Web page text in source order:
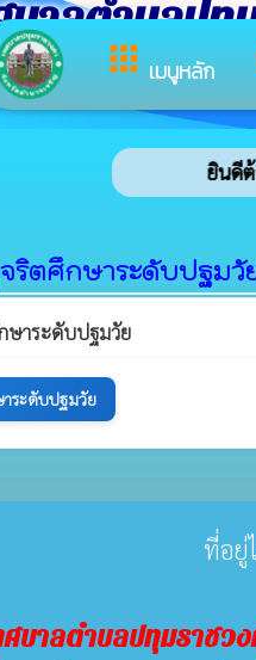
apps เมนูหลัก
บาลตำบลปทุ
ปทุมราชวงศา จังหวัดอำนา
ยินดีต้
ริตศึกษาระดับปฐมวั
ษาระดับปฐมวัย
ระดับปฐมวัย
ที่อยู่
ศบาลตำบลปทุมราชว